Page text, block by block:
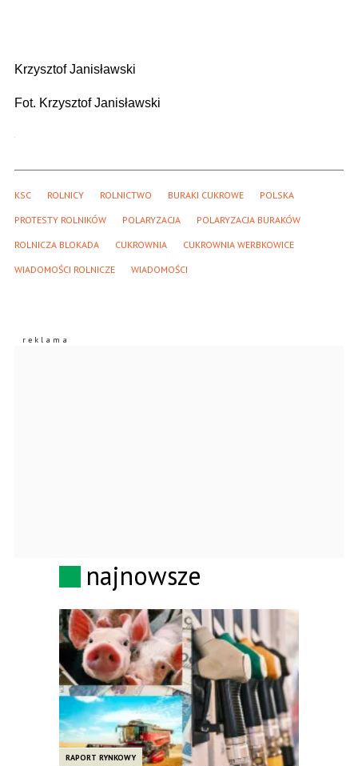
Krzysztof Janisławski
Fot. Krzysztof Janisławski
KSC ROLNICY ROLNICTWO BURAKI CUKROWE POLSKA
PROTESTY ROLNIKÓW POLARYZACJA POLARYZACJA BURAKÓW
ROLNICZA BLOKADA CUKROWNIA CUKROWNIA WERBKOWICE
WIADOMOŚCI ROLNICZE WIADOMOŚCI
najnowsze
RAPORT RYNKOWY